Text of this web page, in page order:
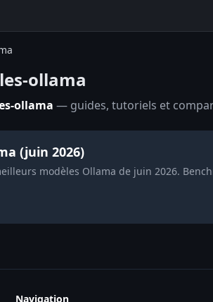
ollama
ollama — guides, tutoriels et
(juin 2026)
modèles Ollama de juin 2026.
Navigation